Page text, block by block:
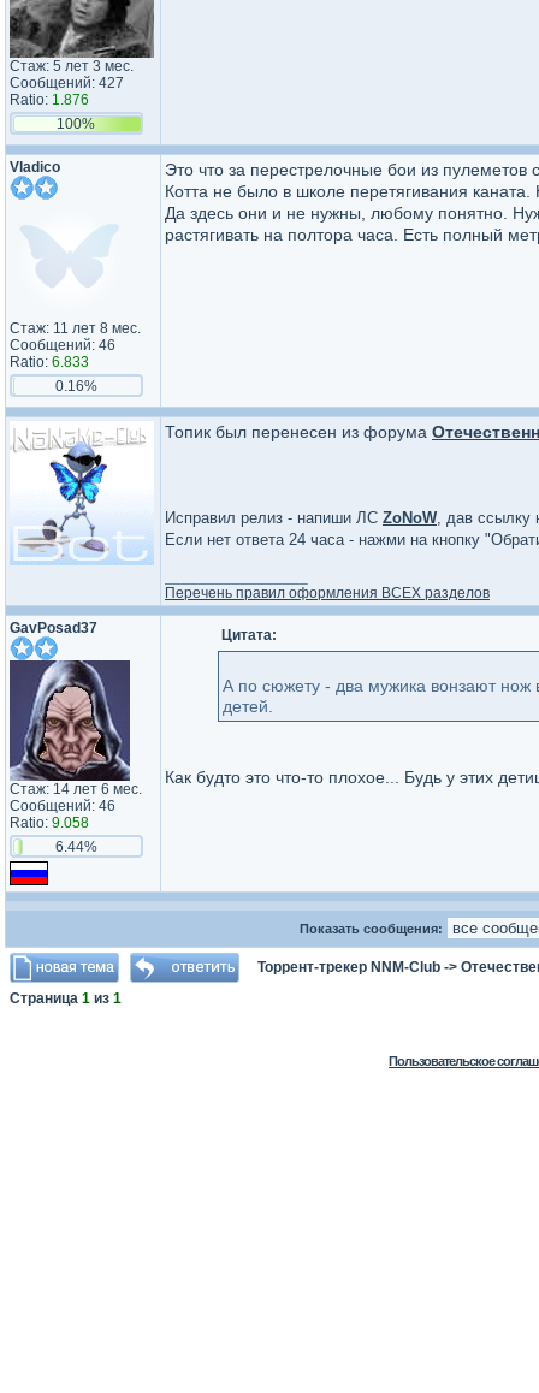
Стаж: 5 лет 3 мес.
Сообщений: 427
Ratio: 1.876
100%
Vladico
Стаж: 11 лет 8 мес.
Сообщений: 46
Ratio: 6.833
0.16%
Это что за перестрелочные бои из
Котта не было в школе перетягивания
Да здесь они и не нужны, любому понятно.
растягивать на полтора часа. Есть полный
Топик был перенесен из форума
Исправил релиз - напиши ЛС ZoNoW, дав ссылку
Если нет ответа 24 часа - нажми на кнопку
Перечень правил оформления ВСЕХ разделов
GavPosad37
Стаж: 14 лет 6 мес.
Сообщений: 46
Ratio: 9.058
6.44%
Цитата:
А по сюжету - два мужика вонзают нож
детей.
Как будто это что-то плохое... Будь у этих
Показать сообщения:
Торрент-трекер NNM-Club ->
Страница 1 из 1
Пользовательское